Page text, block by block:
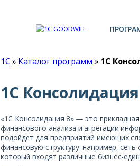
1С » Каталог программ » 1С
1С
«1С Консолидация 8» — это
финансового анализа и агрегации
подойдет для предприятий имеющих
финансовую структуру: например, сеть
который входят различные бизнес-